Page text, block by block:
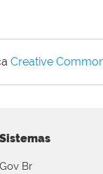
Creative
Sistemas
Gov Br